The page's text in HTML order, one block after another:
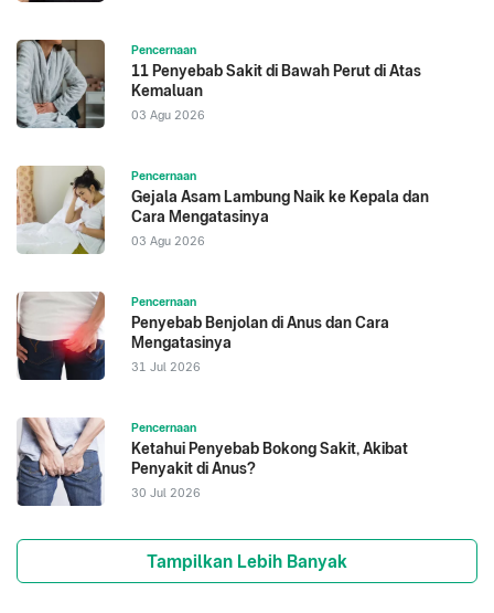
Pencernaan
11 Penyebab Sakit di Bawah Perut di Atas
Kemaluan
03 Agu 2026
Pencernaan
Gejala Asam Lambung Naik ke Kepala dan
Cara Mengatasinya
03 Agu 2026
Pencernaan
Penyebab Benjolan di Anus dan Cara
Mengatasinya
31 Jul 2026
Pencernaan
Ketahui Penyebab Bokong Sakit, Akibat
Penyakit di Anus?
30 Jul 2026
Tampilkan Lebih Banyak